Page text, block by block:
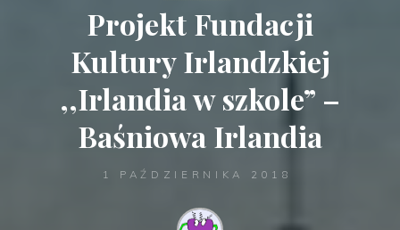
Projekt Fundacji
Kultury Irlandzkiej
,,Irlandia w szkole” –
Baśniowa Irlandia
1 PAŹDZIERNIKA 2018